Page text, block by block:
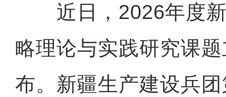
近日，2026年度新
略理论与实践研究课
布。新疆生产建设兵